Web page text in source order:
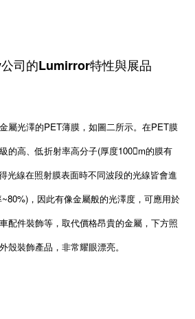
司的Lumirror特性與展品
屬光澤的PET薄膜，如圖二所示。在PET膜
的高、低折射率高分子(厚度100m的膜有
光線在照射膜表面時不同波段的光線皆會進
，因此有像金屬般的光澤度，可應用於
配件裝飾等，取代價格昂貴的金屬，下方照
殼裝飾產品，非常耀眼漂亮。